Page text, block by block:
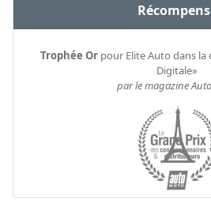
Trophée Orpour Elite Auto dans la
Digitale»
par le magazine